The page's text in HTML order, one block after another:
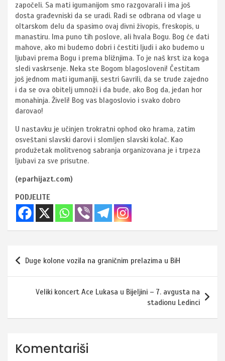
započeli. Sa mati igumanijom smo razgovarali i ima još
dosta građevniski da se uradi. Radi se odbrana od vlage u
oltarskom delu da spasimo ovaj divni živopis, freskopis, u
manastiru. Ima puno tih poslove, ali hvala Bogu. Bog će dati
mahove, ako mi budemo dobri i čestiti ljudi i ako budemo u
ljubavi prema Bogu i prema bližnjima. To je naš krst iza koga
sledi vaskrsenje. Neka ste Bogom blagosloveni! Čestitam
još jednom mati igumaniji, sestri Gavrili, da se trude zajedno
i da se ova obitelj umnoži i da bude, ako Bog da, jedan hor
monahinja. Živeli! Bog vas blagoslovio i svako dobro
darovao!
U nastavku je učinjen trokratni ophod oko hrama, zatim
osveštani slavski darovi i slomljen slavski kolač. Kao
produžetak molitvenog sabranja organizovana je i trpeza
ljubavi za sve prisutne.
(eparhijazt.com)
PODJELITE
Navigacija
članaka
Duge kolone vozila na graničnim prelazima u BiH
Veliki koncert Ace Lukasa u Bijeljini – 7. avgusta na
stadionu Ledinci
Komentariši